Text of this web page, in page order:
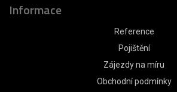
Informace
Reference
Pojištění
Zájezdy na míru
Obchodní podmínky